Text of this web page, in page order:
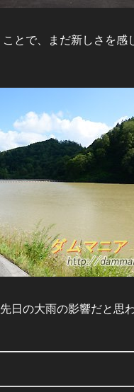
とで、まだ新しさを感
日の大雨の影響だと思わ